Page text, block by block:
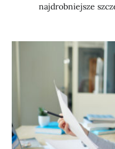
najdrobniejsze